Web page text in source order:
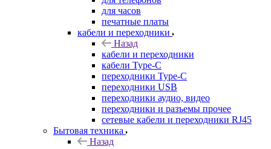
для часов
печатные платы
кабели и переходники
Назад
кабели и переходники
кабели Type-C
переходники Type-C
переходники USB
переходники аудио, видео
переходники и разъемы прочее
сетевые кабели и переходники RJ45
Бытовая техника
Назад